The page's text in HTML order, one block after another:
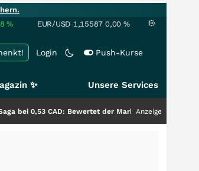
% EUR/USD 1,15587 0,00 %
Login Push-Kurse
✨ Unsere Services
CAD: Bewertet der Markt noch immer nur die Hälfte
Anzeige